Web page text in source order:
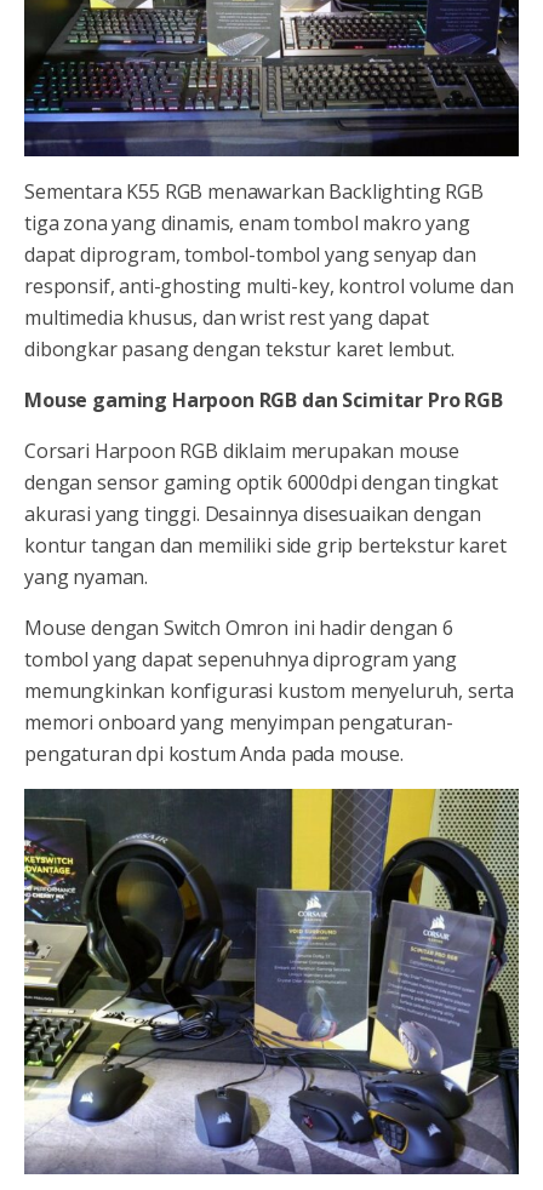
Sementara K55 RGB menawarkan Backlighting RGB
tiga zona yang dinamis, enam tombol makro yang
dapat diprogram, tombol-tombol yang senyap dan
responsif, anti-ghosting multi-key, kontrol volume dan
multimedia khusus, dan wrist rest yang dapat
dibongkar pasang dengan tekstur karet lembut.
Mouse gaming Harpoon RGB dan Scimitar Pro RGB
Corsari Harpoon RGB diklaim merupakan mouse
dengan sensor gaming optik 6000dpi dengan tingkat
akurasi yang tinggi. Desainnya disesuaikan dengan
kontur tangan dan memiliki side grip bertekstur karet
yang nyaman.
Mouse dengan Switch Omron ini hadir dengan 6
tombol yang dapat sepenuhnya diprogram yang
memungkinkan konfigurasi kustom menyeluruh, serta
memori onboard yang menyimpan pengaturan-
pengaturan dpi kostum Anda pada mouse.